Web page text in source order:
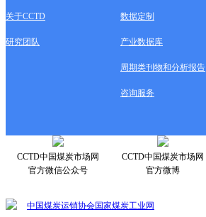
关于CCTD 数据定制
研究团队 产业数据库
周期类刊物和分析报告
咨询服务
CCTD中国煤炭市场网
官方微信公众号
CCTD中国煤炭市场网
官方微博
中国煤炭运销协会国家煤炭工业网